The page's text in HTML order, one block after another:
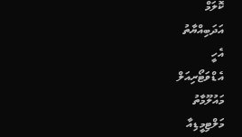
ކޮލަމް
އަދަބިއްޔާތު
އެހީ
އެޑްވަޓޯރިއަލް
މައުލޫމާތު
މަލްޓިމީޑިއާ